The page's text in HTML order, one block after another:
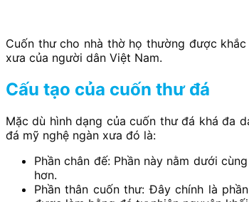
Cuốn thư cho nhà thờ họ thường được
xưa của người dân Việt Nam.
Cấu tạo của cuốn thư đá
Mặc dù hình dạng của cuốn thư đá khá đa
đá mỹ nghệ ngàn xưa đó là:
Phần chân đế: Phần này nằm dưới
hơn.
Phần thân cuốn thư: Đây chính là